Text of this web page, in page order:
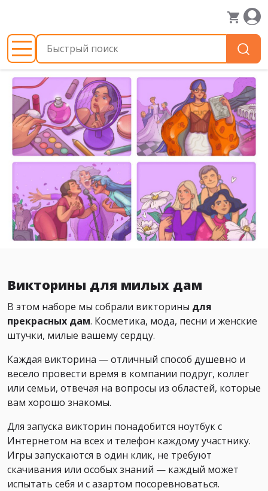
Викторины для милых дам
В этом наборе мы собрали викторины для
прекрасных дам. Косметика, мода, песни и женские
штучки, милые вашему сердцу.
Каждая викторина — отличный способ душевно и
весело провести время в компании подруг, коллег
или семьи, отвечая на вопросы из областей, которые
вам хорошо знакомы.
Для запуска викторин понадобится ноутбук с
Интернетом на всех и телефон каждому участнику.
Игры запускаются в один клик, не требуют
скачивания или особых знаний — каждый может
испытать себя и с азартом посоревноваться.